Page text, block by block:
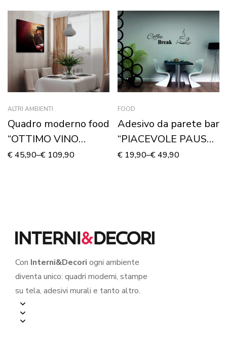
ALTRI AMBIENTI
Quadro moderno food
“OTTIMO VINO
D’ANNATA”- Stampa
€45,90–€ 109,90
FOOD
Adesivo da parete bar
“PIACEVOLE PAUSA
CAFFÈ”
€ 19,90–€49,90
Con Interni&Decori ogni ambiente
diventa unico: quadri moderni, stampe
su tela, adesivi murali e tanto altro.